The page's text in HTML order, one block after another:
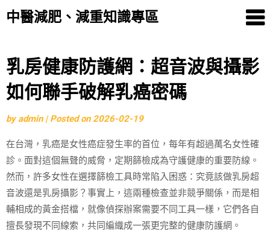
中醫減肥、減重知識專區
Skip
to
content
乳房健康防護網：超音波與攝影
如何聯手破解乳癌密碼
byadmin | Posted on2026-02-19
在台灣，乳癌是女性癌症發生率的首位，每年有超過萬名女性確
診。面對這個無聲的威脅，定期篩檢成為守護健康的重要防線。
然而，許多女性在選擇篩檢工具時常陷入困惑：究竟該做乳房超
音波還是乳房攝影？事實上，這兩種檢查並非競爭關係，而是相
輔相成的黃金搭檔，就像偵探辦案需要不同工具一樣，它們各自
擅長發現不同線索，共同編織成一張更完整的健康防護網。